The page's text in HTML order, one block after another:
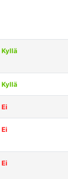
Kyllä
Kyllä
Ei
Ei
Ei